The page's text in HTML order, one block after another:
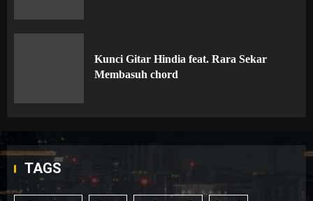
Kunci Gitar Hindia feat. Rara Sekar
Membasuh chord
TAGS